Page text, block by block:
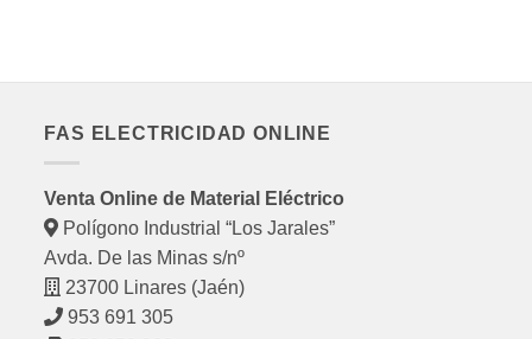
FAS ELECTRICIDAD ONLINE
Venta Online de Material Eléctrico
Polígono Industrial “Los Jarales”
Avda. De las Minas s/nº
23700 Linares (Jaén)
953 691 305